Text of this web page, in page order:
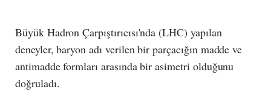
Büyük Hadron Çarpıştırıcısı'nda (LHC) yapılan
deneyler, baryon adı verilen bir parçacığın madde ve
antimadde formları arasında bir asimetri olduğunu
doğruladı.